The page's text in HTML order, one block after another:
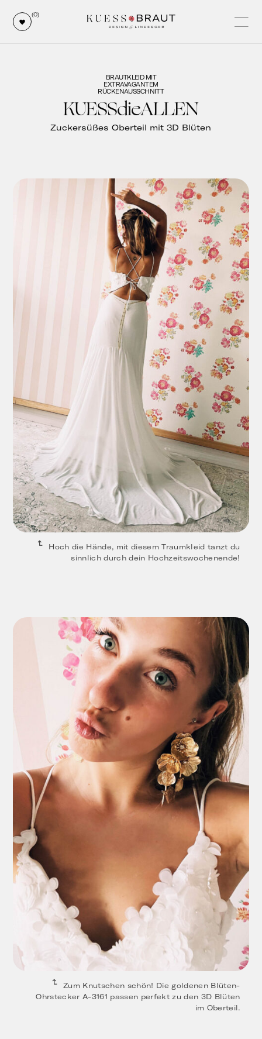
(0)
BRAUTKLEID MIT
EXTRAVAGANTEM
RÜCKENAUSSCHNITT
KUESSdieALLEN
Zuckersüßes Oberteil mit 3D Blüten
Hoch die Hände, mit diesem Traumkleid tanzt du
sinnlich durch dein Hochzeitswochenende!
Zum Knutschen schön! Die goldenen Blüten-
Ohrstecker A-3161 passen perfekt zu den 3D Blüten
im Oberteil.